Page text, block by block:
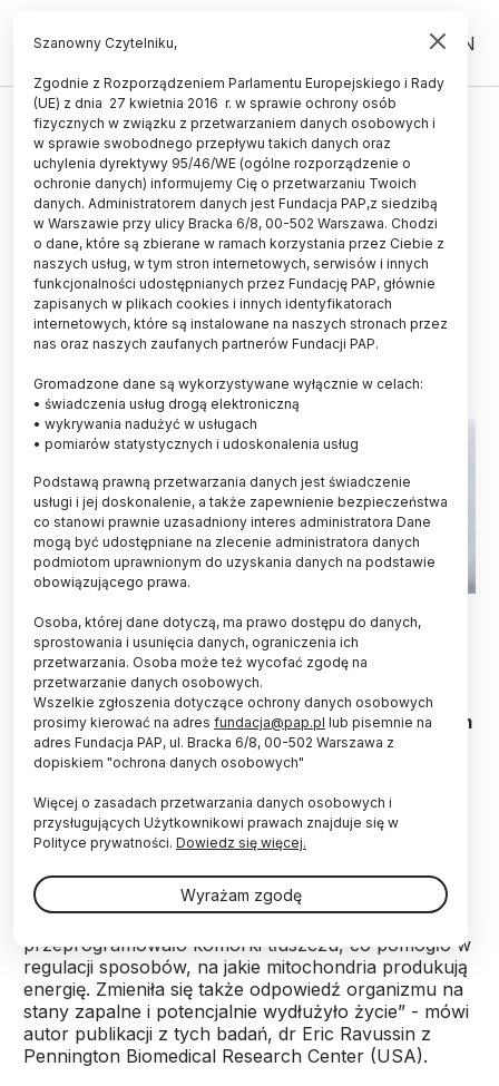
PL EN
ŚWIAT
Mniej kalorii to dłuższe życie i
lepsza odporność, co potwierdziły
badania
16.02.2022
aktualizacja: 16.02.2022
2 minuty czytania
W czasie trwającego aż dwa lata badania
ochotnicy ograniczali liczbę przyjmowanych
kalorii o 14 proc. W efekcie ich układ
odpornościowy zaczął silniej działać, a metabolizm
zmienił się tak, że sprzyjał dłuższemu życiu.
„Nie przejadać się” to naprawdę dobra rada -
pokazuje najnowszy projekt badawczy, opisany na
łamach magazynu „Science”.
przeprogramowało komórki tłuszczu, co pomogło w
regulacji sposobów, na jakie mitochondria produkują
energię. Zmieniła się także odpowiedź organizmu na
stany zapalne i potencjalnie wydłużyło życie” - mówi
autor publikacji z tych badań, dr Eric Ravussin z
Pennington Biomedical Research Center (USA).
Szanowny Czytelniku,
Zgodnie z Rozporządzeniem Parlamentu Europejskiego i Rady
(UE) z dnia 27 kwietnia 2016 r. w sprawie ochrony osób
fizycznych w związku z przetwarzaniem danych osobowych i
w sprawie swobodnego przepływu takich danych oraz
uchylenia dyrektywy 95/46/WE (ogólne rozporządzenie o
ochronie danych) informujemy Cię o przetwarzaniu Twoich
danych. Administratorem danych jest Fundacja PAP,z siedzibą
w Warszawie przy ulicy Bracka 6/8, 00-502 Warszawa. Chodzi
o dane, które są zbierane w ramach korzystania przez Ciebie z
naszych usług, w tym stron internetowych, serwisów i innych
funkcjonalności udostępnianych przez Fundację PAP, głównie
zapisanych w plikach cookies i innych identyfikatorach
internetowych, które są instalowane na naszych stronach przez
nas oraz naszych zaufanych partnerów Fundacji PAP.
Gromadzone dane są wykorzystywane wyłącznie w celach:
• świadczenia usług drogą elektroniczną
• wykrywania nadużyć w usługach
• pomiarów statystycznych i udoskonalenia usług
Podstawą prawną przetwarzania danych jest świadczenie
usługi i jej doskonalenie, a także zapewnienie bezpieczeństwa
co stanowi prawnie uzasadniony interes administratora Dane
mogą być udostępniane na zlecenie administratora danych
podmiotom uprawnionym do uzyskania danych na podstawie
obowiązującego prawa.
Osoba, której dane dotyczą, ma prawo dostępu do danych,
sprostowania i usunięcia danych, ograniczenia ich
przetwarzania. Osoba może też wycofać zgodę na
przetwarzanie danych osobowych.
Wszelkie zgłoszenia dotyczące ochrony danych osobowych
prosimy kierować na adres fundacja@pap.pl lub pisemnie na
adres Fundacja PAP, ul. Bracka 6/8, 00-502 Warszawa z
dopiskiem "ochrona danych osobowych"
Więcej o zasadach przetwarzania danych osobowych i
przysługujących Użytkownikowi prawach znajduje się w
Polityce prywatności. Dowiedz się więcej.
Wyrażam zgodę